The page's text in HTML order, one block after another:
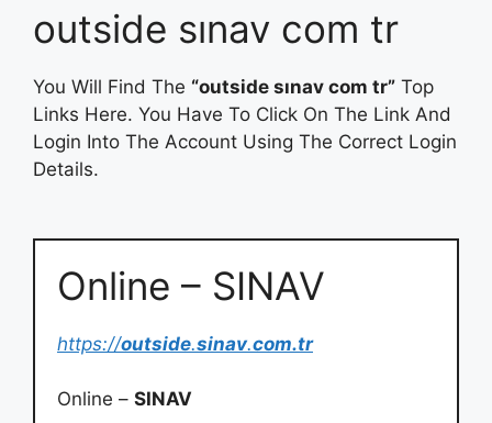
outside sınav com tr
You Will Find The “outside sınav com tr” Top
Links Here. You Have To Click On The Link And
Login Into The Account Using The Correct Login
Details.
Online – SINAV
https://outside.sinav.com.tr
Online – SINAV